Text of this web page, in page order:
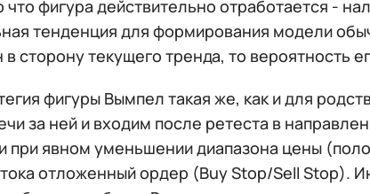
что фигура действительно отработается -
тенденция для формирования модели
сторону текущего тренда, то вероятность
фигуры Вымпел такая же, как и для
за ней и входим после ретеста в
при явном уменьшении диапазона цены
отложенный ордер (Buy Stop/Sell Stop).